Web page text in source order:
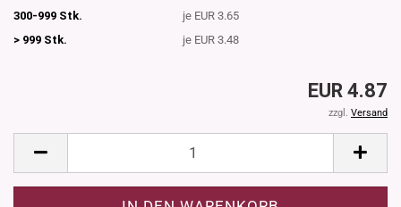
300-999 Stk.
je EUR 3.65
> 999 Stk.
je EUR 3.48
EUR 4.87
zzgl. Versand